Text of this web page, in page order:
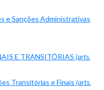
e Sanções Administrativas
E TRANSITÓRIAS (arts.
Transitórias e Finais (arts.